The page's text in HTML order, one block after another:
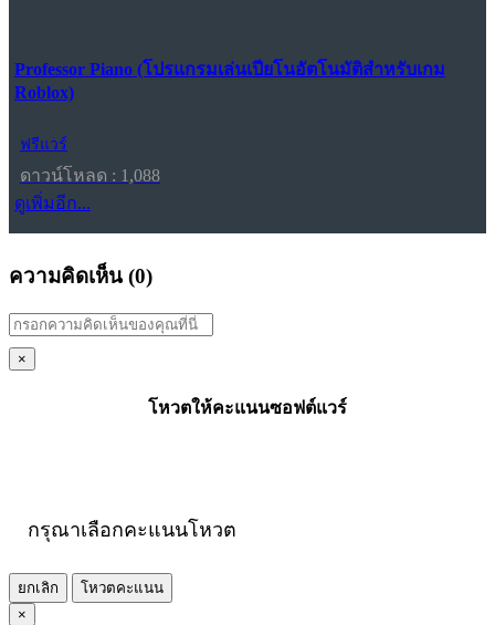
Professor Piano (โปรแกรมเล่นเปียโนอัตโนมัติสำหรับเกม
Roblox)
ฟรีแวร์
ดาวน์โหลด : 1,088
ดูเพิ่มอีก...
ความคิดเห็น (0)
×
โหวตให้คะแนนซอฟต์แวร์
กรุณาเลือกคะแนนโหวต
ยกเลิก
โหวตคะแนน
×